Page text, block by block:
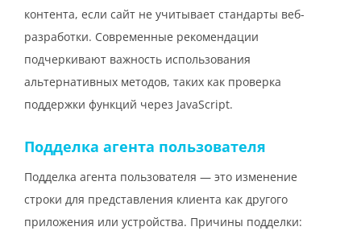
контента, если сайт не учитывает стандарты веб-
разработки. Современные рекомендации
подчеркивают важность использования
альтернативных методов, таких как проверка
поддержки функций через JavaScript.
Подделка агента пользователя
Подделка агента пользователя — это изменение
строки для представления клиента как другого
приложения или устройства. Причины подделки: